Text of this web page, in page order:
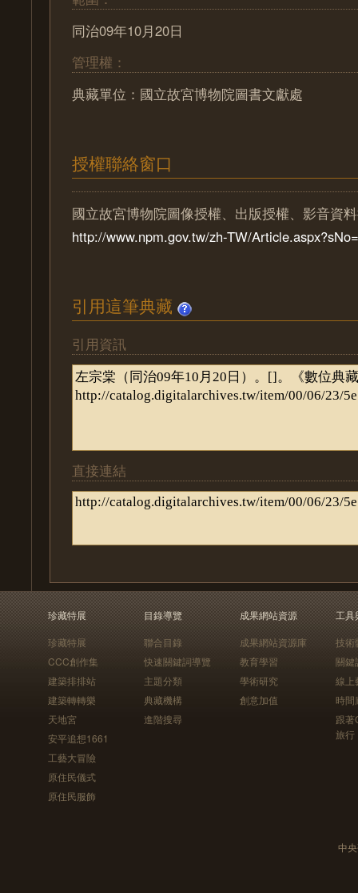
同治09年10月20日
管理權：
典藏單位：國立故宮博物院圖書文獻處
授權聯絡窗口
國立故宮博物院圖像授權、出版授權、影音資
http://www.npm.gov.tw/zh-TW/
引用這筆典藏
引用資訊
直接連結
珍藏特展
珍藏特展
CCC創作集
建築排排站
建築轉轉樂
天地宮
安平追想1661
工藝大冒險
原住民儀式
原住民服飾
目錄導覽
聯合目錄
快速關鍵詞導覽
主題分類
典藏機構
進階搜尋
成果網站資源
成果網站資源庫
教育學習
學術研究
創意加值
工具
技術
關鍵
線上
時間
跟
旅行
中